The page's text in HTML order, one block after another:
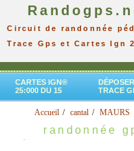
Circuit de randonnée
Trace Gps et Cartes Ign
CARTES IGN®
25:000 DU 15
TRACE
Accueil cantal MAURS
randonnée